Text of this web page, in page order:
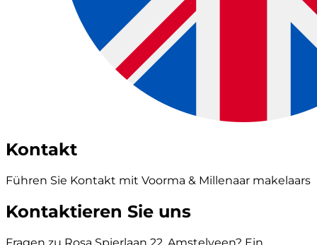
Kontakt
Führen Sie Kontakt mit Voorma & Millenaar makelaars
Kontaktieren Sie uns
Fragen zu Rosa Spierlaan 22, Amstelveen? Ein